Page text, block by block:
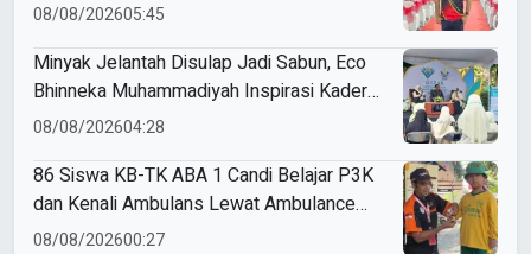
08/08/202605:45
Minyak Jelantah Disulap Jadi Sabun, Eco
Bhinneka Muhammadiyah Inspirasi Kader
Nasyiatul Aisyiyah
08/08/202604:28
86 Siswa KB-TK ABA 1 Candi Belajar P3K
dan Kenali Ambulans Lewat Ambulance
Goes to Schools
08/08/202600:27